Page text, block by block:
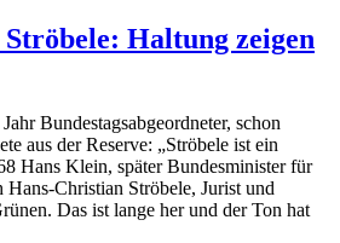
Haltung zeigen
Bundestagsabgeordneter, schon
aus der Reserve: „Ströbele ist ein
Hans Klein, später Bundesminister für
Hans-Christian Ströbele, Jurist und
Das ist lange her und der Ton hat